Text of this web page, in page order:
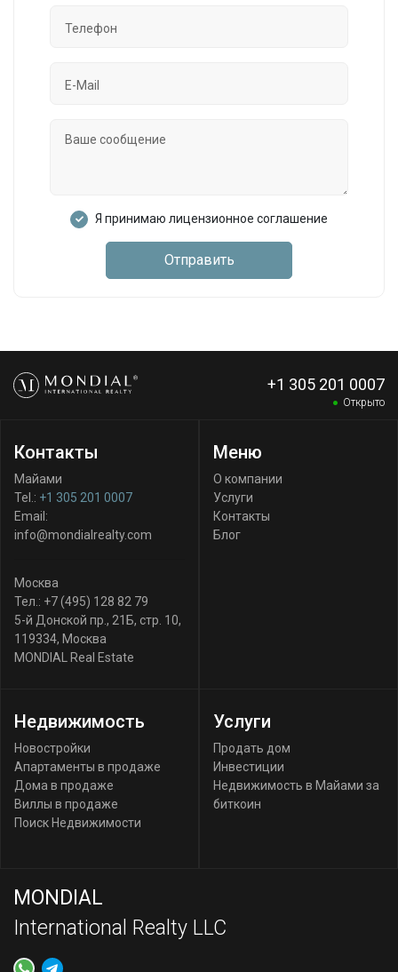
Я принимаю лицензионное соглашение
Отправить
+1 305 201 0007
Открыто
Контакты
Майами
Tel.: +1 305 201 0007
Email:
info@mondialrealty.com
Москва
Тел.: +7 (495) 128 82 79
5-й Донской пр., 21Б, стр. 10,
119334, Москва
MONDIAL Real Estate
Меню
О компании
Услуги
Контакты
Блог
Недвижимость
Новостройки
Апартаменты в продаже
Дома в продаже
Виллы в продаже
Поиск Недвижимости
Услуги
Продать дом
Инвестиции
Недвижимость в Майами за
биткоин
MONDIAL
International Realty LLC